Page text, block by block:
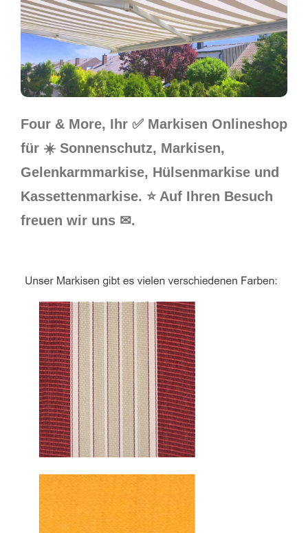
Four & More, Ihr ✅ Markisen Onlineshop
für ☀️ Sonnenschutz, Markisen,
Gelenkarmmarkise, Hülsenmarkise und
Kassettenmarkise. ⭐ Auf Ihren Besuch
freuen wir uns ✉.